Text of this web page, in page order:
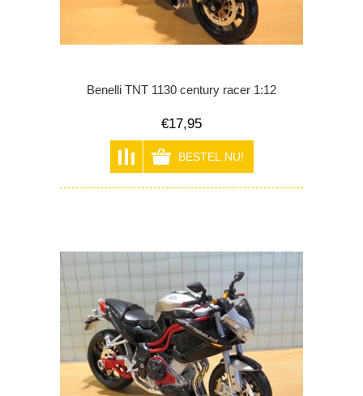
Benelli TNT 1130 century racer 1:12
€17,95